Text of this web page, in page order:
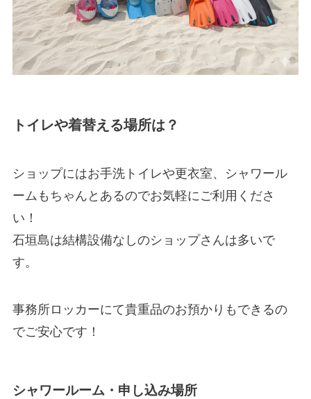
トイレや着替える場所は？
ショップにはお手洗トイレや更衣室、シャワール
ームもちゃんとあるのでお気軽にご利用くださ
い！
石垣島は結構設備なしのショップさんは多いで
す。
事務所ロッカーにて貴重品のお預かりもできるの
でご安心です！
シャワールーム・申し込み場所